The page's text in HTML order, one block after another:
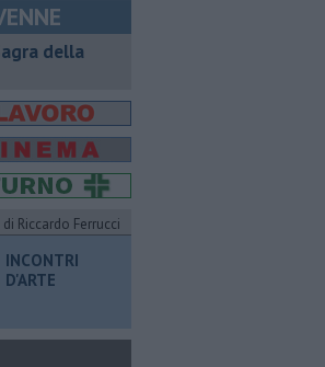
della
di Riccardo Ferrucci
INCONTRI
D'ARTE